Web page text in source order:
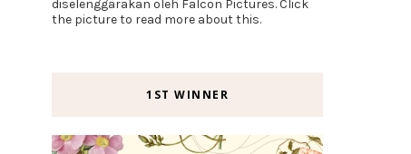
diselenggarakan oleh Falcon Pictures. Click
the picture to read more about this.
1ST WINNER